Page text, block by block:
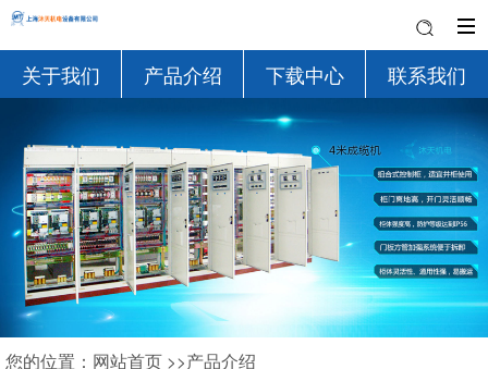
关于我们 产品介绍 下载中心 联系我们
您的位置： 网站首页 >>产品介绍